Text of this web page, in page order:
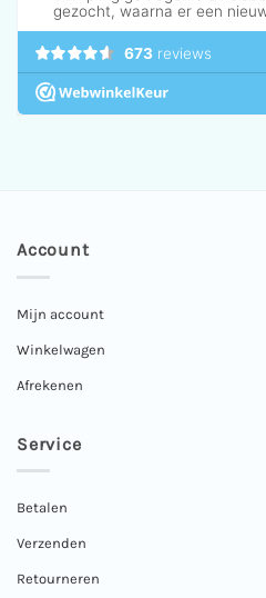
Account
Mijn account
Winkelwagen
Afrekenen
Service
Betalen
Verzenden
Retourneren